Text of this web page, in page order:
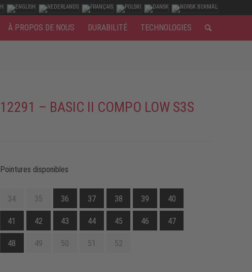
À PROPOS DE NOUS DURABILITÉ TECHNOLOGIES
12291 – BASIC II COMPO LOW S3S
Pointures disponibles
34 35 36 37 38 39 40
41 42 43 44 45 46 47
48 49 50 51 52